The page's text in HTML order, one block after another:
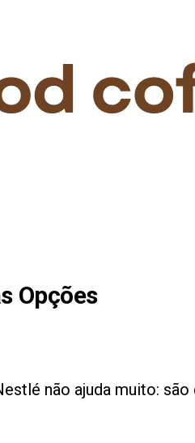
Opções
não ajuda muito: